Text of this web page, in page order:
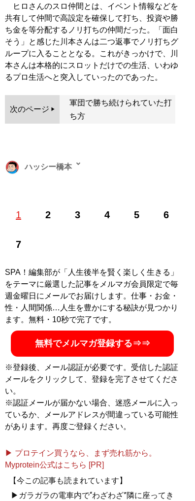
ヒロさんのスロ仲間とは、イベント情報などを
共有して仲間で高設定を確保して打ち、投資や勝
ち金を等分配するノリ打ちの仲間だった。「面白
そう」と感じた川本さんは二つ返事でノリ打ちグ
ループに入ることとなる。これがきっかけで、川
本さんは本格的にスロットだけでの生活、いわゆ
るプロ生活へと突入していったのであった。
次のページ
軍団で勝ち続けられていた打
ち方
1 2 3 4 5 6
7
ハッシー橋本
活躍し、‘15年より月刊ヤングマガジンで連載を始めた
ワ』が大ヒット。サウナとビールの愉悦を描いた『極
上！サウナめし』はサウナ好き必見の一冊 X（旧
記事一覧へ
SPA！編集部が「人生後半を賢く楽しく生きる」
をテーマに厳選した記事をメルマガ会員限定で毎
週金曜日にメールでお届けします。仕事・お金・
性・人間関係…人生を豊かにする秘訣が見つかり
ます。無料・10秒で完了です。
無料でメルマガ登録する⇒⇒
※登録後、メール認証が必要です。受信した認証
メールをクリックして、登録を完了させてくださ
い。
※認証メールが届かない場合、迷惑メールに入っ
ているか、メールアドレスが間違っている可能性
があります。再度ご登録ください。
▶ プロテイン買うなら、まず売れ筋から。
Myprotein公式はこちら [PR]
【今この記事も読まれています】
▶ガラガラの電車内で“わざわざ”隣に座ってき